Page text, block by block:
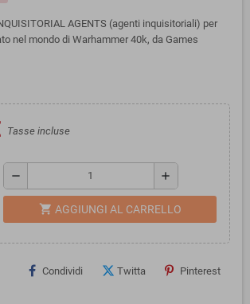
AGENTS (agenti inquisitoriali) per
nel mondo di Warhammer 40k, da Games
Tasse incluse
remove add
shopping_cart AGGIUNGI AL CARRELLO
Condividi Twitta Pinterest